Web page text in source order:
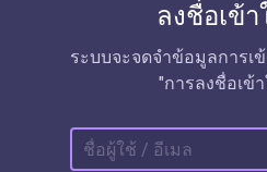
ลงชื่อเข้
ระบบจะจดจำข้อมูลการ
"การลงชื่อเข้